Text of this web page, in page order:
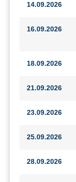
14.09.2026
16.09.2026
18.09.2026
21.09.2026
23.09.2026
25.09.2026
28.09.2026